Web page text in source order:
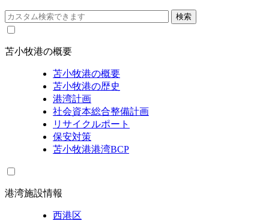
苫小牧港の概要
苫小牧港の概要
苫小牧港の歴史
港湾計画
社会資本総合整備計画
リサイクルポート
保安対策
苫小牧港港湾BCP
港湾施設情報
西港区